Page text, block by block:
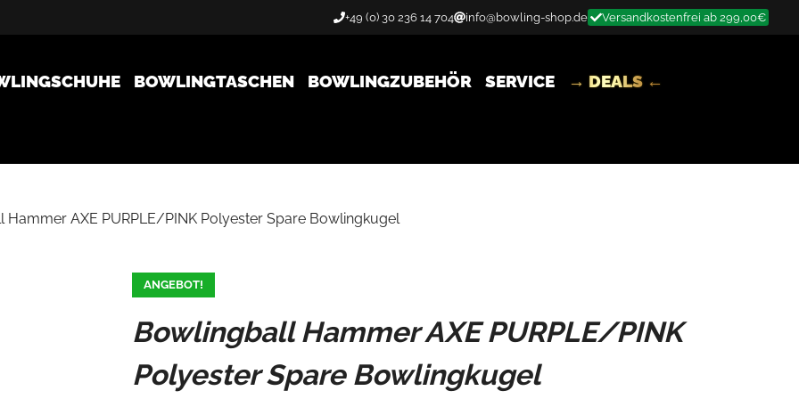
+49 (0) 30 236 14 704 info@bowling-shop.de Versandkostenfrei ab 299,00€
BOWLINGTASCHEN BOWLINGZUBEHÖR SERVICE → DEALS ←
AXE PURPLE/PINK Polyester Spare Bowlingkugel
ANGEBOT!
Bowlingball Hammer AXE PURPLE/PINK
Polyester Spare Bowlingkugel